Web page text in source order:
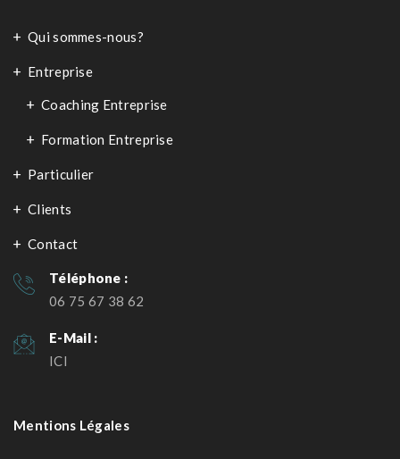
Qui sommes-nous?
Entreprise
Coaching Entreprise
Formation Entreprise
Particulier
Clients
Contact
Téléphone :
06 75 67 38 62
E-Mail :
ICI
Mentions Légales